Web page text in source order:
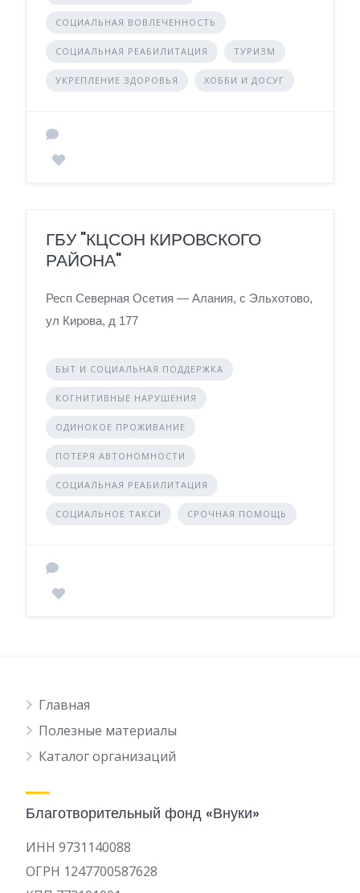
СОЦИАЛЬНАЯ ВОВЛЕЧЕННОСТЬ
СОЦИАЛЬНАЯ РЕАБИЛИТАЦИЯ ТУРИЗМ
УКРЕПЛЕНИЕ ЗДОРОВЬЯ ХОББИ И ДОСУГ
ГБУ "КЦСОН КИРОВСКОГО
РАЙОНА"
Респ Северная Осетия — Алания, с Эльхотово,
ул Кирова, д 177
БЫТ И СОЦИАЛЬНАЯ ПОДДЕРЖКА
КОГНИТИВНЫЕ НАРУШЕНИЯ
ОДИНОКОЕ ПРОЖИВАНИЕ
ПОТЕРЯ АВТОНОМНОСТИ
СОЦИАЛЬНАЯ РЕАБИЛИТАЦИЯ
СОЦИАЛЬНОЕ ТАКСИ СРОЧНАЯ ПОМОЩЬ
Главная
Полезные материалы
Каталог организаций
Благотворительный фонд «Внуки»
ИНН 9731140088
ОГРН 1247700587628